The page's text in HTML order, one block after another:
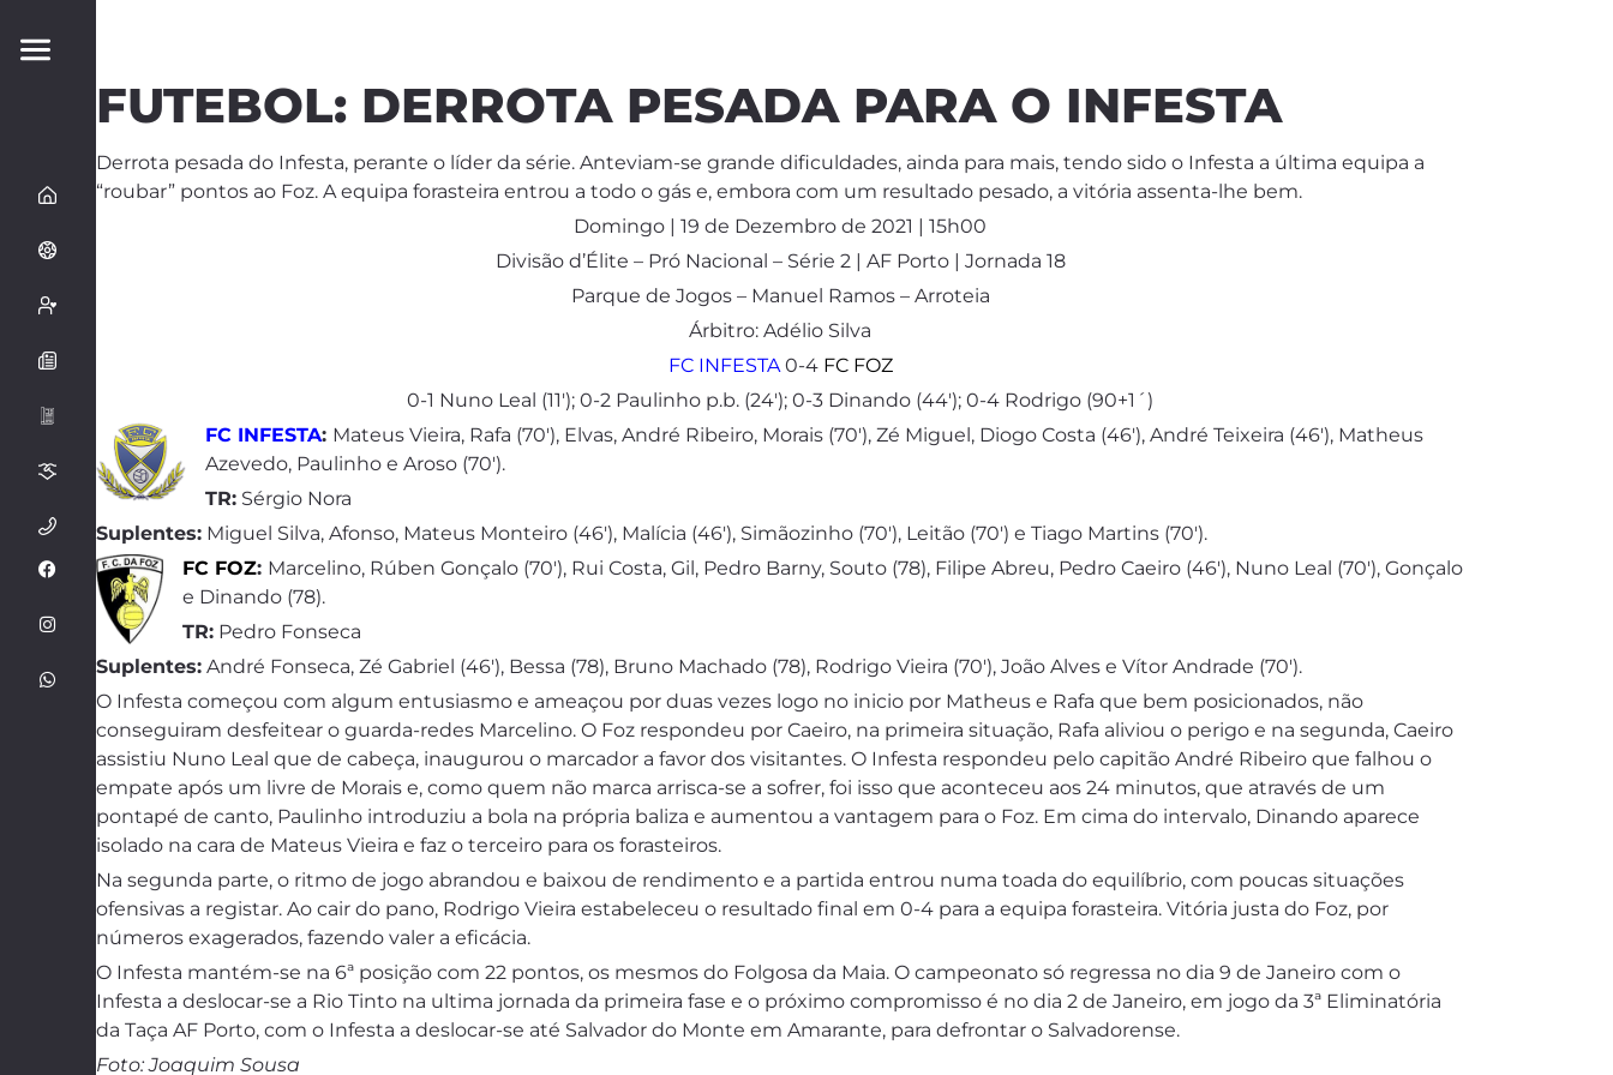
FUTEBOL: DERROTA PESADA PARA O INFESTA
Derrota pesada do Infesta, perante o líder da série. Anteviam-se grande dificuldades, ainda para mais, tendo sido o Infesta a última equipa a
“roubar” pontos ao Foz. A equipa forasteira entrou a todo o gás e, embora com um resultado pesado, a vitória assenta-lhe bem.
Domingo | 19 de Dezembro de 2021 | 15h00
Divisão d’Élite – Pró Nacional – Série 2 | AF Porto | Jornada 18
Parque de Jogos – Manuel Ramos – Arroteia
Árbitro: Adélio Silva
FC INFESTA0-4 FC FOZ
0-1 Nuno Leal (11′); 0-2 Paulinho p.b. (24′); 0-3 Dinando (44′); 0-4 Rodrigo (90+1´)
FC INFESTA: Mateus Vieira, Rafa (70′), Elvas, André Ribeiro, Morais (70′), Zé Miguel, Diogo Costa (46′), André Teixeira (46′), Matheus
Azevedo, Paulinho e Aroso (70′).
TR: Sérgio Nora
Suplentes: Miguel Silva, Afonso, Mateus Monteiro (46′), Malícia (46′), Simãozinho (70′), Leitão (70′) e Tiago Martins (70′).
FC FOZ: Marcelino, Rúben Gonçalo (70′), Rui Costa, Gil, Pedro Barny, Souto (78), Filipe Abreu, Pedro Caeiro (46′), Nuno Leal (70′), Gonçalo
e Dinando (78).
TR: Pedro Fonseca
Suplentes: André Fonseca, Zé Gabriel (46′), Bessa (78), Bruno Machado (78), Rodrigo Vieira (70′), João Alves e Vítor Andrade (70′).
O Infesta começou com algum entusiasmo e ameaçou por duas vezes logo no inicio por Matheus e Rafa que bem posicionados, não
conseguiram desfeitear o guarda-redes Marcelino. O Foz respondeu por Caeiro, na primeira situação, Rafa aliviou o perigo e na segunda, Caeiro
assistiu Nuno Leal que de cabeça, inaugurou o marcador a favor dos visitantes. O Infesta respondeu pelo capitão André Ribeiro que falhou o
empate após um livre de Morais e, como quem não marca arrisca-se a sofrer, foi isso que aconteceu aos 24 minutos, que através de um
pontapé de canto, Paulinho introduziu a bola na própria baliza e aumentou a vantagem para o Foz. Em cima do intervalo, Dinando aparece
isolado na cara de Mateus Vieira e faz o terceiro para os forasteiros.
Na segunda parte, o ritmo de jogo abrandou e baixou de rendimento e a partida entrou numa toada do equilíbrio, com poucas situações
ofensivas a registar. Ao cair do pano, Rodrigo Vieira estabeleceu o resultado final em 0-4 para a equipa forasteira. Vitória justa do Foz, por
números exagerados, fazendo valer a eficácia.
O Infesta mantém-se na 6ª posição com 22 pontos, os mesmos do Folgosa da Maia. O campeonato só regressa no dia 9 de Janeiro com o
Infesta a deslocar-se a Rio Tinto na ultima jornada da primeira fase e o próximo compromisso é no dia 2 de Janeiro, em jogo da 3ª Eliminatória
da Taça AF Porto, com o Infesta a deslocar-se até Salvador do Monte em Amarante, para defrontar o Salvadorense.
Foto: Joaquim Sousa